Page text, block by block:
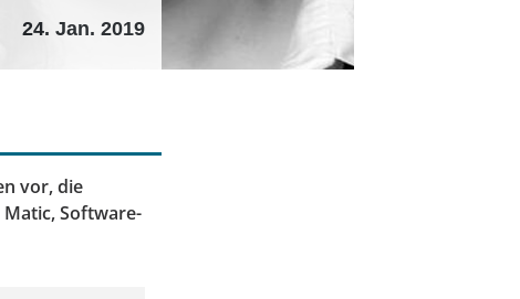
24. Jan. 2019
vor, die
Software-